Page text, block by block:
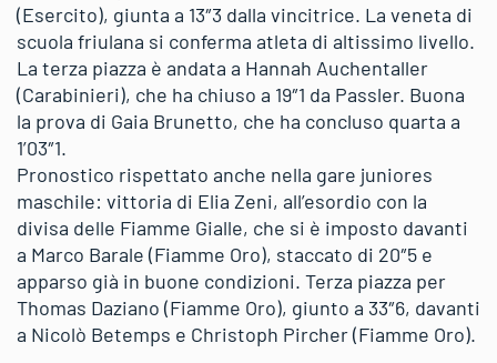
(Esercito), giunta a 13″3 dalla vincitrice. La veneta di
scuola friulana si conferma atleta di altissimo livello.
La terza piazza è andata a Hannah Auchentaller
(Carabinieri), che ha chiuso a 19″1 da Passler. Buona
la prova di Gaia Brunetto, che ha concluso quarta a
1’03″1.
Pronostico rispettato anche nella gare juniores
maschile: vittoria di Elia Zeni, all’esordio con la
divisa delle Fiamme Gialle, che si è imposto davanti
a Marco Barale (Fiamme Oro), staccato di 20″5 e
apparso già in buone condizioni. Terza piazza per
Thomas Daziano (Fiamme Oro), giunto a 33″6, davanti
a Nicolò Betemps e Christoph Pircher (Fiamme Oro).